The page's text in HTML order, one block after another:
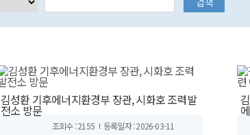
김성환 기후에너지환경부 장관, 시화호 조력발
전소 방문
조회수 : 2155 등록일자 : 2026-03-11